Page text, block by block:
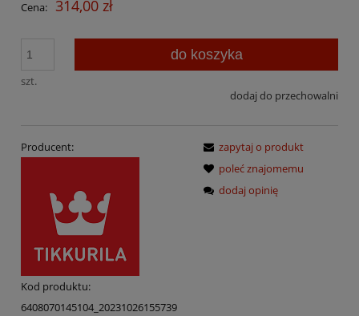
Cena: 314,00 zł
szt.
do koszyka
dodaj do przechowalni
Producent:
Kod produktu:
6408070145104_20231026155739
zapytaj o produkt
poleć znajomemu
dodaj opinię